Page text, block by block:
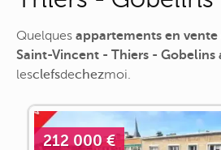
Quelques appartements en vente
Saint-Vincent - Thiers - Gobelins
lesclefsdechezmoi.
212 000 €